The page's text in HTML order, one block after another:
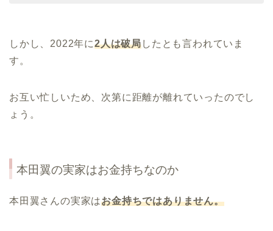
しかし、2022年に2人は破局したとも言われていま
す。
お互い忙しいため、次第に距離が離れていったのでし
ょう。
本田翼の実家はお金持ちなのか
本田翼さんの実家はお金持ちではありません。